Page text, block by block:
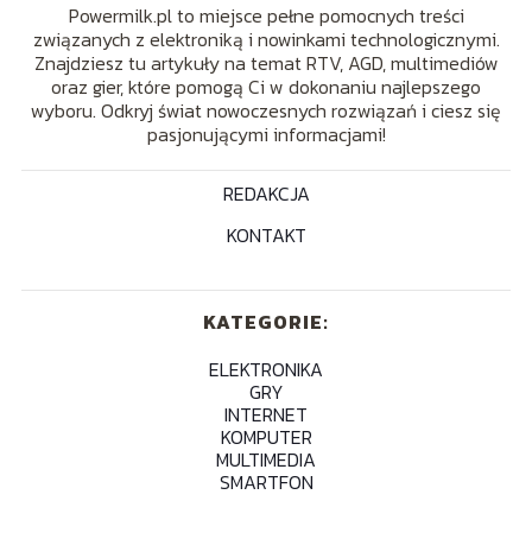
Powermilk.pl to miejsce pełne pomocnych treści
związanych z elektroniką i nowinkami technologicznymi.
Znajdziesz tu artykuły na temat RTV, AGD, multimediów
oraz gier, które pomogą Ci w dokonaniu najlepszego
wyboru. Odkryj świat nowoczesnych rozwiązań i ciesz się
pasjonującymi informacjami!
REDAKCJA
KONTAKT
KATEGORIE:
ELEKTRONIKA
GRY
INTERNET
KOMPUTER
MULTIMEDIA
SMARTFON